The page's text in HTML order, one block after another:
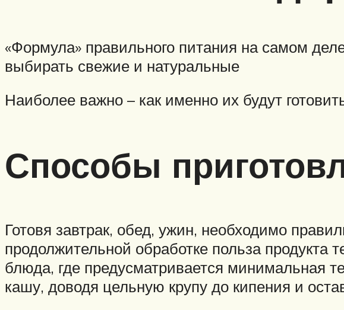
«Формула» правильного питания на самом
выбирать свежие и натуральные
Наиболее важно – как именно их будут
Способы
Готовя завтрак, обед, ужин, необходимо
продолжительной обработке польза продукта
блюда, где предусматривается минимальная
кашу, доводя цельную крупу до кипения и